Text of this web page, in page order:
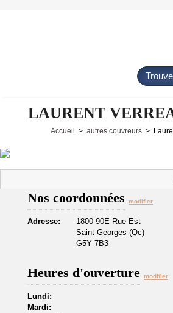
LAURENT
Accueil > autres couvreurs >
Nos coordonnées modifier
Adresse:
1800 90E Rue Est
Saint-Georges (Qc)
G5Y 7B3
Heures d'ouverture modifier
Lundi:
Mardi: